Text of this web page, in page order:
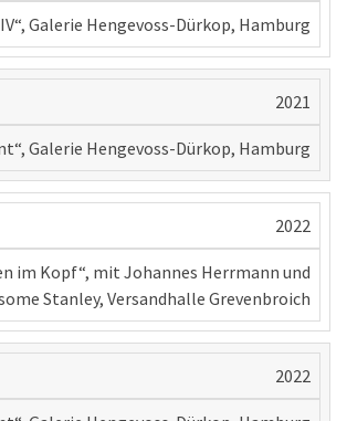
Galerie Hengevoss-Dürkop, Hamburg
2021
Galerie Hengevoss-Dürkop, Hamburg
2022
im Kopf“, mit Johannes Herrmann und
Stanley, Versandhalle Grevenbroich
2022